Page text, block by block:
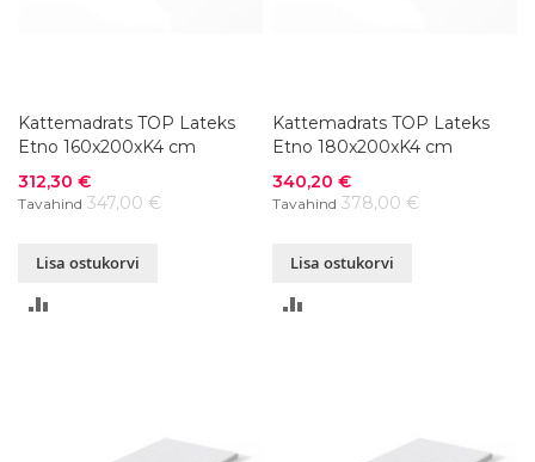
Kattemadrats TOP Lateks
Etno 160x200xK4 cm
Soodushind
312,30 €
Tavahind 347,00 €
Lisa ostukorvi
Kattemadrats TOP Lateks
Etno 180x200xK4 cm
Soodushind
340,20 €
Tavahind 378,00 €
Lisa ostukorvi